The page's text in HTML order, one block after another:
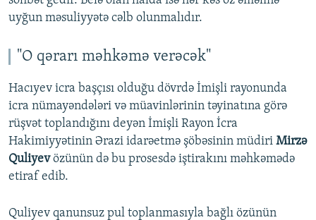
uyğun məsuliyyətə cəlb olunmalıdır.
"O qərarı məhkəmə verəcək"
Hacıyev icra başçısı olduğu dövrdə İmişli rayonunda
icra nümayəndələri və müavinlərinin təyinatına görə
rüşvət toplandığını deyən İmişli Rayon İcra
Hakimiyyətinin Ərazi idarəetmə şöbəsinin müdiri Mirzə
Quliyevözünün də bu prosesdə iştirakını məhkəmədə
etiraf edib.
Quliyev qanunsuz pul toplanmasıyla bağlı özünün